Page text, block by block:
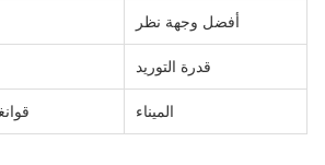
أفضل وجهة نظر
قدرة التوريد
الميناء